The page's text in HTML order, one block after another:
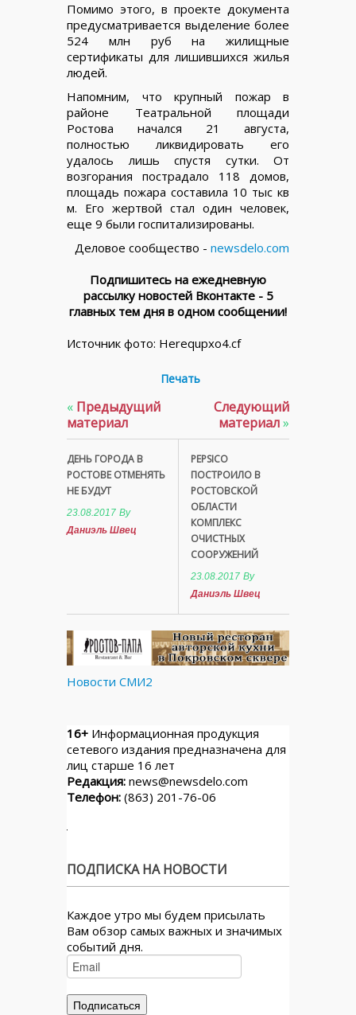
Помимо этого, в проекте документа
предусматривается выделение более
524 млн руб на жилищные
сертификаты для лишившихся жилья
людей.
Напомним, что крупный пожар в
районе Театральной площади
Ростова начался 21 августа,
полностью ликвидировать его
удалось лишь спустя сутки. От
возгорания пострадало 118 домов,
площадь пожара составила 10 тыс кв
м. Его жертвой стал один человек,
еще 9 были госпитализированы.
Деловое сообщество - newsdelo.com
Подпишитесь на ежедневную
рассылку новостей Вконтакте - 5
главных тем дня в одном сообщении!
Источник фото: Herequpxo4.cf
Печать
« Предыдущий
материал
ДЕНЬ ГОРОДА В
РОСТОВЕ ОТМЕНЯТЬ
НЕ БУДУТ
23.08.2017 By
Даниэль Швец
Следующий
материал»
PEPSICO
ПОСТРОИЛО В
РОСТОВСКОЙ
ОБЛАСТИ
КОМПЛЕКС
ОЧИСТНЫХ
СООРУЖЕНИЙ
23.08.2017 By
Даниэль Швец
Новости СМИ2
16+ Информационная продукция
сетевого издания предназначена для
лиц старше 16 лет
Редакция: news@newsdelo.com
Телефон: (863) 201-76-06
ПОДПИСКА НА НОВОСТИ
Каждое утро мы будем присылать
Вам обзор самых важных и значимых
событий дня.